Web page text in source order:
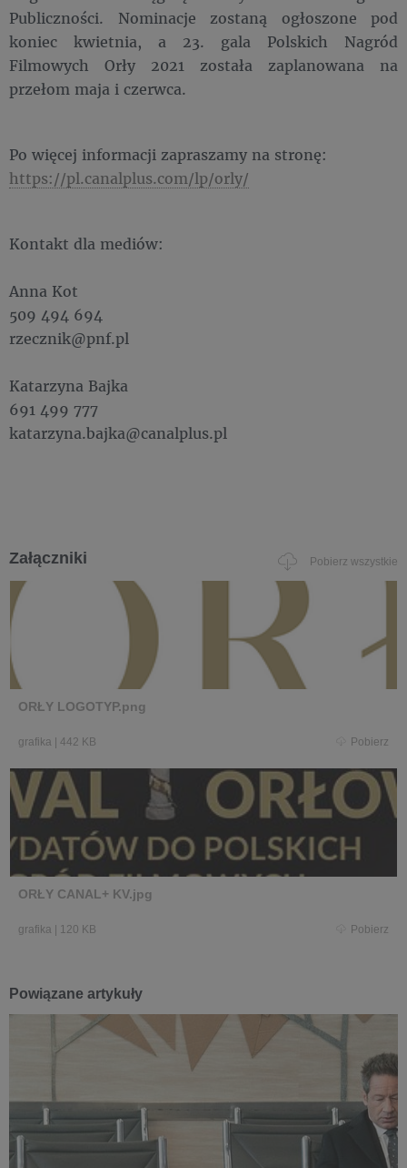
Publiczności. Nominacje zostaną ogłoszone pod
koniec kwietnia, a 23. gala Polskich Nagród
Filmowych Orły 2021 została zaplanowana na
przełom maja i czerwca.
Po więcej informacji zapraszamy na stronę:
https://pl.canalplus.com/lp/orly/
Kontakt dla mediów:
Anna Kot
509 494 694
rzecznik@pnf.pl
Katarzyna Bajka
691 499 777
katarzyna.bajka@canalplus.pl
Załączniki Pobierz wszystkie
ORŁY LOGOTYP.png
grafika | 442 KB Pobierz
ORŁY CANAL+ KV.jpg
grafika | 120 KB Pobierz
Powiązane artykuły